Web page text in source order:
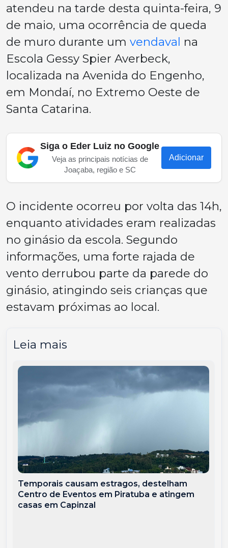
atendeu na tarde desta quinta-feira, 9
de maio, uma ocorrência de queda
de muro durante um vendaval na
Escola Gessy Spier Averbeck,
localizada na Avenida do Engenho,
em Mondaí, no Extremo Oeste de
Santa Catarina.
Siga o Eder Luiz no Google
Veja as principais notícias de
Joaçaba, região e SC
Adicionar
O incidente ocorreu por volta das 14h,
enquanto atividades eram realizadas
no ginásio da escola. Segundo
informações, uma forte rajada de
vento derrubou parte da parede do
ginásio, atingindo seis crianças que
estavam próximas ao local.
Leia mais
Temporais causam estragos, destelham
Centro de Eventos em Piratuba e atingem
casas em Capinzal